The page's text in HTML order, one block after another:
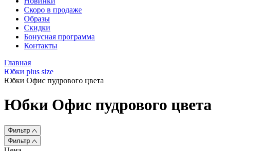
Скоро в продаже
Образы
Скидки
Бонусная программа
Контакты
Главная
Юбки plus size
Юбки Офис пудрового цвета
Юбки Офис пудрового цвета
Фильтр
Фильтр